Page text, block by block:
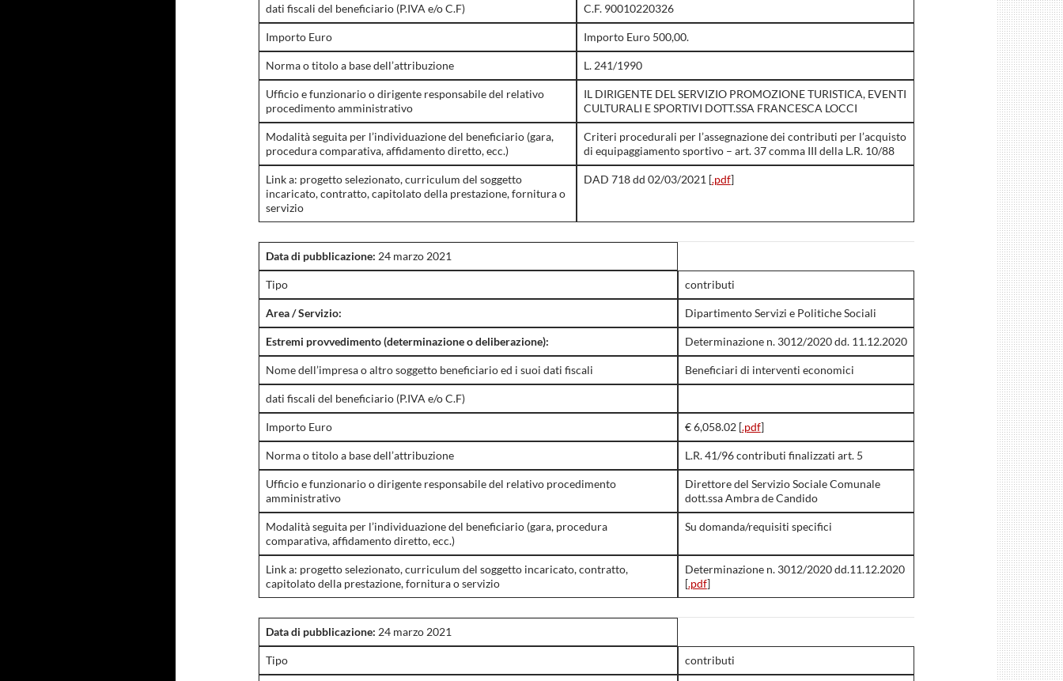
dati fiscali del beneficiario (P.IVA e/o C.F) C.F. 90010220326
Importo Euro Importo Euro 500,00.
Norma o titolo a base dell’attribuzione L. 241/1990
Ufficio e funzionario o dirigente responsabile del relativo
procedimento amministrativo
IL DIRIGENTE DEL SERVIZIO PROMOZIONE TURISTICA, EVENTI
CULTURALI E SPORTIVI DOTT.SSA FRANCESCA LOCCI
Modalità seguita per l’individuazione del beneficiario (gara,
procedura comparativa, affidamento diretto, ecc.)
Criteri procedurali per l’assegnazione dei contributi per l’acquisto
di equipaggiamento sportivo – art. 37 comma III della L.R. 10/88
Link a: progetto selezionato, curriculum del soggetto
incaricato, contratto, capitolato della prestazione, fornitura o
servizio
DAD 718 dd 02/03/2021 [.pdf]
Data di pubblicazione: 24 marzo 2021
Tipo contributi
Area / Servizio: Dipartimento Servizi e Politiche Sociali
Estremi provvedimento (determinazione o deliberazione): Determinazione n. 3012/2020 dd. 11.12.2020
Nome dell’impresa o altro soggetto beneficiario ed i suoi dati fiscali Beneficiari di interventi economici
dati fiscali del beneficiario (P.IVA e/o C.F)
Importo Euro € 6,058.02 [.pdf]
Norma o titolo a base dell’attribuzione L.R. 41/96 contributi finalizzati art. 5
Ufficio e funzionario o dirigente responsabile del relativo procedimento
amministrativo
Direttore del Servizio Sociale Comunale
dott.ssa Ambra de Candido
Modalità seguita per l’individuazione del beneficiario (gara, procedura
comparativa, affidamento diretto, ecc.)
Su domanda/requisiti specifici
Link a: progetto selezionato, curriculum del soggetto incaricato, contratto,
capitolato della prestazione, fornitura o servizio
Determinazione n. 3012/2020 dd.11.12.2020
[.pdf]
Data di pubblicazione: 24 marzo 2021
Tipo contributi